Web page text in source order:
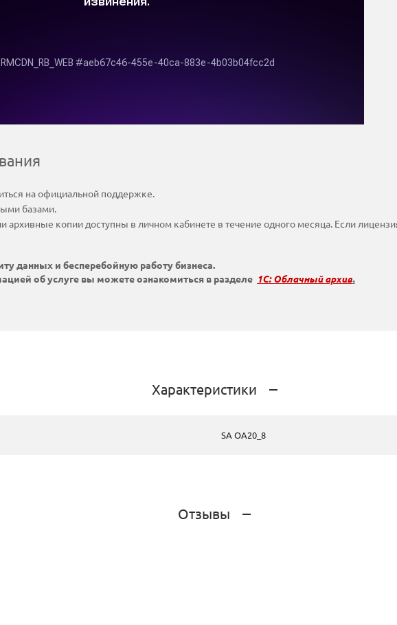
на официальной поддержке.
базами.
архивные копии доступны в личном кабинете в течение одного месяца. Если
данных и бесперебойную работу бизнеса.
об услуге вы можете ознакомиться в разделе 1С: Облачный архив.
Характеристики
SA ОА20_8
Отзывы